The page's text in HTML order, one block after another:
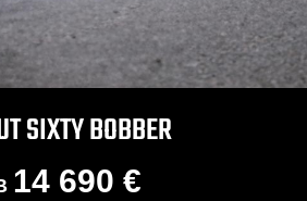
SIXTY BOBBER
14 690 €